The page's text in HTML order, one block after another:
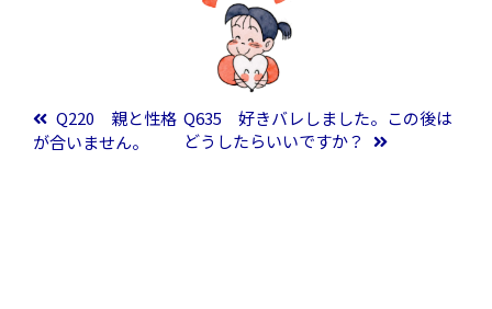
投稿ナビゲーション
Q220 親と性格
が合いません。
Q635 好きバレしました。この後は
どうしたらいいですか？